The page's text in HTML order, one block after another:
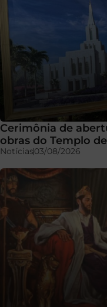
Cerimônia de
obras do Templo
Notícias03/08/2026